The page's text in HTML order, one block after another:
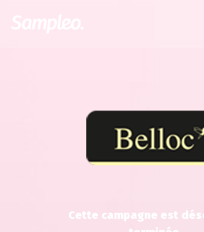
Cette campagne est